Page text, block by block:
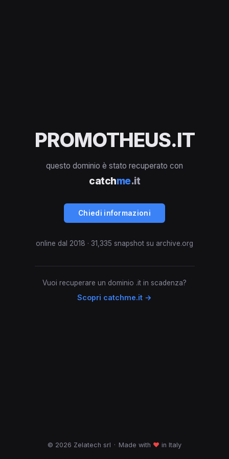
PROMOTHEUS.IT
questo dominio è stato recuperato con
catchme.it
Chiedi informazioni
online dal 2018 · 31,335 snapshot su archive.org
Vuoi recuperare un dominio .it in scadenza?
Scopri catchme.it →
© 2026 Zelatech srl · Made with ♥ in Italy